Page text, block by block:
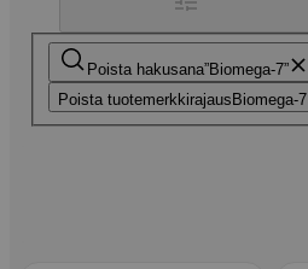
Poista hakusana Biomega-7
Poista tuotemerkkirajaus Biomega-7